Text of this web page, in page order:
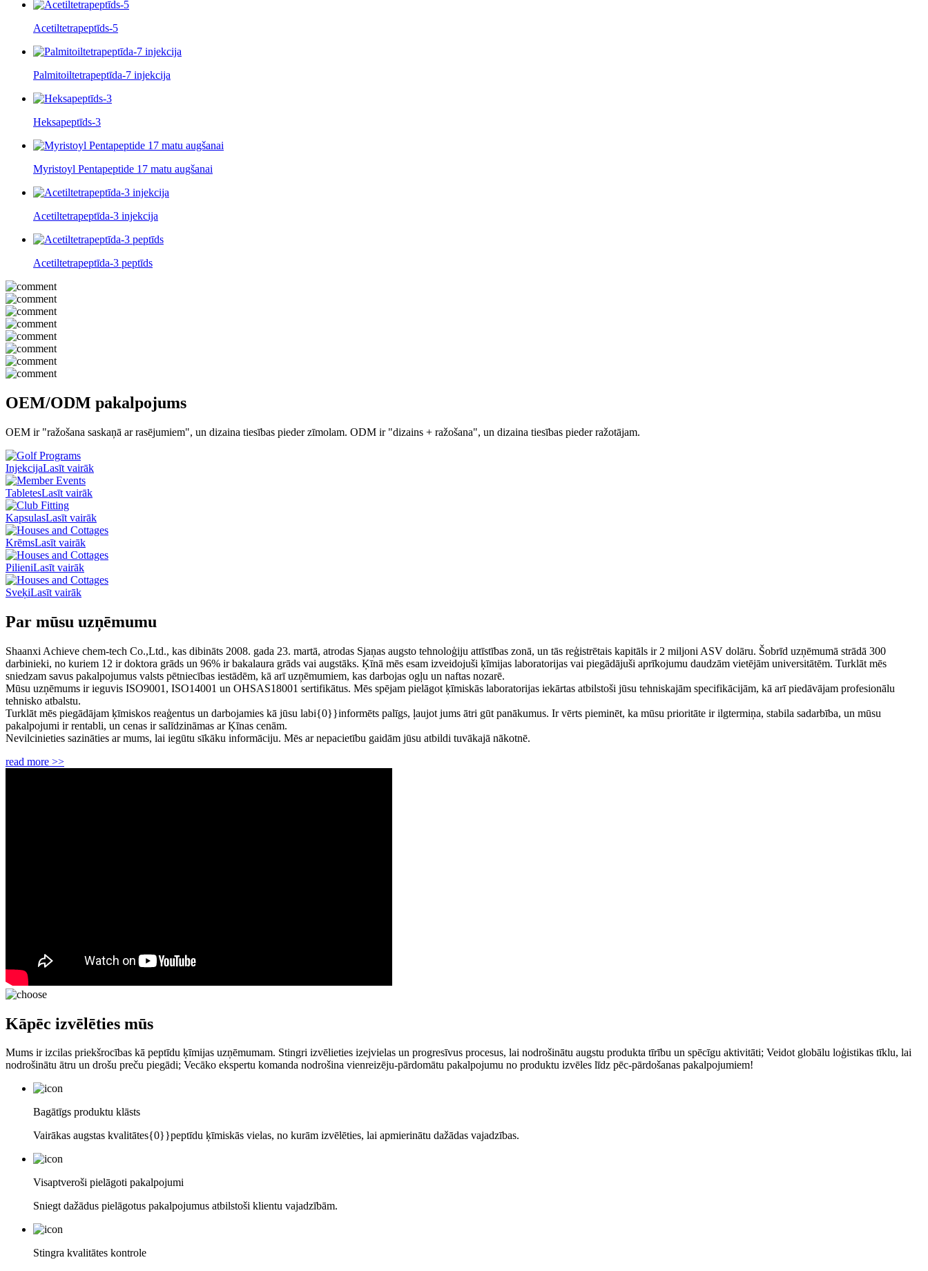
Acetiltetrapeptīds-5
Palmitoiltetrapeptīda-7 injekcija
Heksapeptīds-3
Myristoyl Pentapeptide 17 matu augšanai
Acetiltetrapeptīda-3 injekcija
Acetiltetrapeptīda-3 peptīds
OEM/ODM pakalpojums
OEM ir "ražošana saskaņā ar rasējumiem", un dizaina tiesības pieder zīmolam. ODM ir "dizains + ražošana", un dizaina tiesības pieder ražotājam.
InjekcijaLasīt vairāk
TabletesLasīt vairāk
KapsulasLasīt vairāk
KrēmsLasīt vairāk
PilieniLasīt vairāk
SveķiLasīt vairāk
Par mūsu uzņēmumu
Shaanxi Achieve chem-tech Co.,Ltd., kas dibināts 2008. gada 23. martā, atrodas Sjaņas augsto tehnoloģiju attīstības zonā, un tās reģistrētais kapitāls ir 2 miljoni ASV dolāru. Šobrīd uzņēmumā strādā 300
darbinieki, no kuriem 12 ir doktora grāds un 96% ir bakalaura grāds vai augstāks. Ķīnā mēs esam izveidojuši ķīmijas laboratorijas vai piegādājuši aprīkojumu daudzām vietējām universitātēm. Turklāt mēs
sniedzam savus pakalpojumus valsts pētniecības iestādēm, kā arī uzņēmumiem, kas darbojas ogļu un naftas nozarē.
Mūsu uzņēmums ir ieguvis ISO9001, ISO14001 un OHSAS18001 sertifikātus. Mēs spējam pielāgot ķīmiskās laboratorijas iekārtas atbilstoši jūsu tehniskajām specifikācijām, kā arī piedāvājam profesionālu
tehnisko atbalstu.
Turklāt mēs piegādājam ķīmiskos reaģentus un darbojamies kā jūsu labi{0}}informēts palīgs, ļaujot jums ātri gūt panākumus. Ir vērts pieminēt, ka mūsu prioritāte ir ilgtermiņa, stabila sadarbība, un mūsu
pakalpojumi ir rentabli, un cenas ir salīdzināmas ar Ķīnas cenām.
Nevilcinieties sazināties ar mums, lai iegūtu sīkāku informāciju. Mēs ar nepacietību gaidām jūsu atbildi tuvākajā nākotnē.
read more >>
Kāpēc izvēlēties mūs
Mums ir izcilas priekšrocības kā peptīdu ķīmijas uzņēmumam. Stingri izvēlieties izejvielas un progresīvus procesus, lai nodrošinātu augstu produkta tīrību un spēcīgu aktivitāti; Veidot globālu loģistikas tīklu, lai
nodrošinātu ātru un drošu preču piegādi; Vecāko ekspertu komanda nodrošina vienreizēju-pārdomātu pakalpojumu no produktu izvēles līdz pēc-pārdošanas pakalpojumiem!
Bagātīgs produktu klāsts
Vairākas augstas kvalitātes{0}}peptīdu ķīmiskās vielas, no kurām izvēlēties, lai apmierinātu dažādas vajadzības.
Visaptveroši pielāgoti pakalpojumi
Sniegt dažādus pielāgotus pakalpojumus atbilstoši klientu vajadzībām.
Stingra kvalitātes kontrole